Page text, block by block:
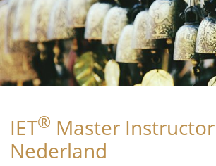
IET® Master
Nederland